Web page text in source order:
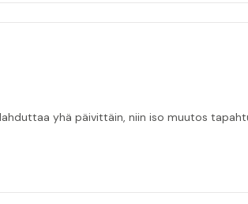
yhä päivittäin, niin iso muutos